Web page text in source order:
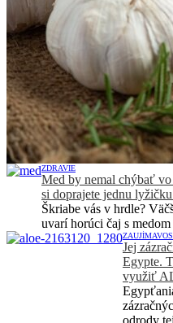
ZDRAVIE
Med by nemal chýbať vo
si doprajete jednu
Škriabe vás v hrdle?
uvarí horúci čaj s
Jej
Egypte.
využiť
odrody